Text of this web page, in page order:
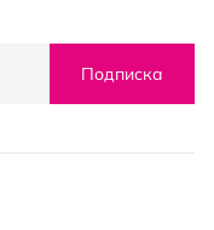
Подписка